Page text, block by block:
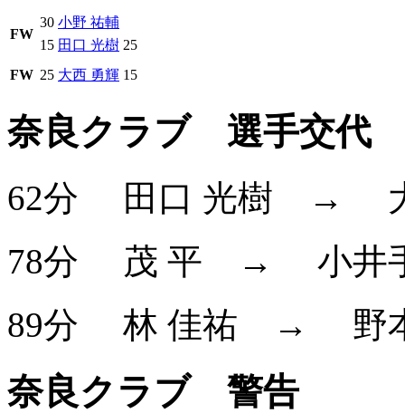
FW
30 小野 祐輔
15 田口 光樹 25
FW 25 大西 勇輝 15
奈良クラブ 選手交代
62分 田口 光樹 →
78分
茂 平 → 小井
89分
林 佳祐 → 野
奈良クラブ 警告